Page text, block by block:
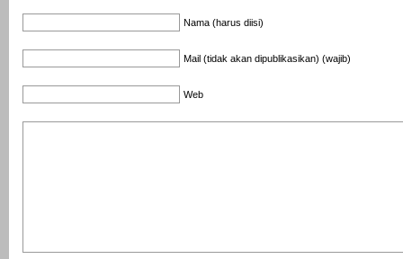
Nama (harus diisi)
Mail (tidak akan dipublikasikan) (wajib)
Web